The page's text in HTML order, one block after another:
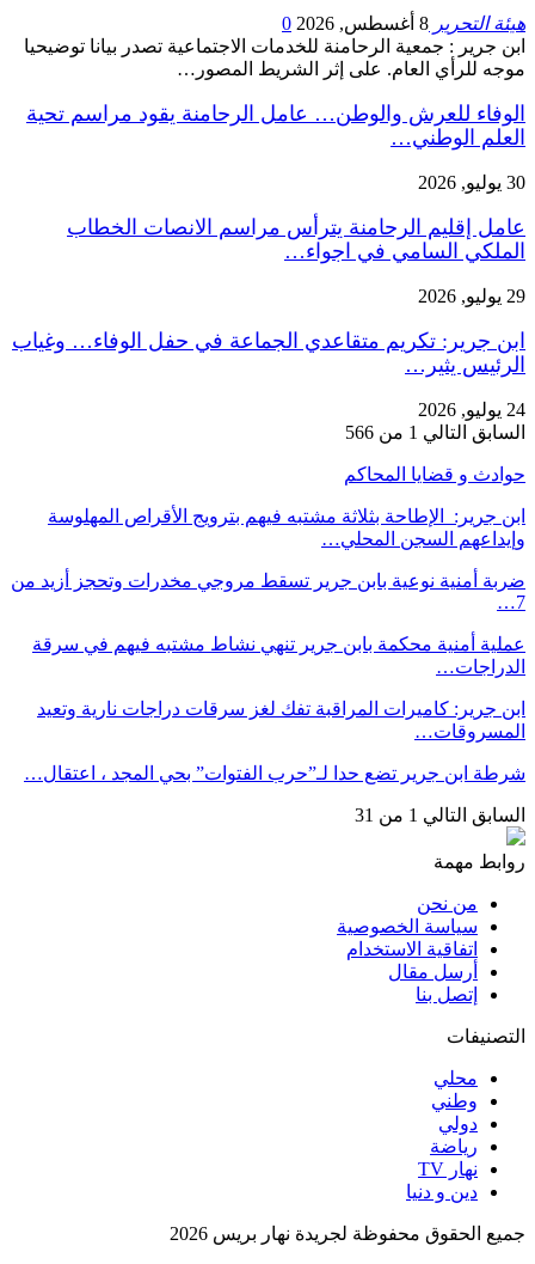
هيئة التحرير 8 أغسطس, 2026
0
ابن جرير : جمعية الرحامنة للخدمات الاجتماعية تصدر بيانا توضيحيا
موجه للرأي العام. على إثر الشريط المصور…
الوفاء للعرش والوطن… عامل الرحامنة يقود مراسم تحية
العلم الوطني…
30 يوليو, 2026
عامل إقليم الرحامنة يترأس مراسم الانصات الخطاب
الملكي السامي في اجواء…
29 يوليو, 2026
ابن جرير: تكريم متقاعدي الجماعة في حفل الوفاء… وغياب
الرئيس يثير…
24 يوليو, 2026
السابق التالي 1 من 566
حوادث و قضايا المحاكم
ابن جرير: الإطاحة بثلاثة مشتبه فيهم بترويج الأقراص المهلوسة
وإيداعهم السجن المحلي…
ضربة أمنية نوعية بابن جرير تسقط مروجي مخدرات وتحجز أزيد من
7…
عملية أمنية محكمة بابن جرير تنهي نشاط مشتبه فيهم في سرقة
الدراجات…
ابن جرير: كاميرات المراقبة تفك لغز سرقات دراجات نارية وتعيد
المسروقات…
شرطة ابن جرير تضع حدا لـ”حرب الفتوات” بحي المجد ، اعتقال…
السابق التالي 1 من 31
روابط مهمة
من نحن
سياسة الخصوصية
اتفاقية الاستخدام
أرسل مقال
إتصل بنا
التصنيفات
محلي
وطني
دولي
رياضة
نهار TV
دين و دنيا
جميع الحقوق محفوظة لجريدة نهار بريس 2026